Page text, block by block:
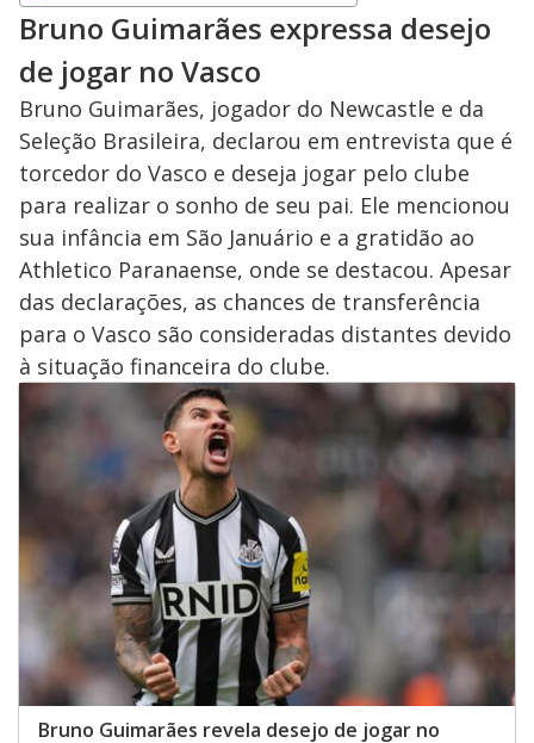
Opens in new window
Bruno Guimarães expressa desejo
de jogar no Vasco
Bruno Guimarães, jogador do Newcastle e da
Seleção Brasileira, declarou em entrevista que é
torcedor do Vasco e deseja jogar pelo clube
para realizar o sonho de seu pai. Ele mencionou
sua infância em São Januário e a gratidão ao
Athletico Paranaense, onde se destacou. Apesar
das declarações, as chances de transferência
para o Vasco são consideradas distantes devido
à situação financeira do clube.
Bruno Guimarães revela desejo de jogar no